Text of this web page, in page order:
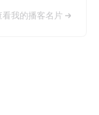
看我的播客名片